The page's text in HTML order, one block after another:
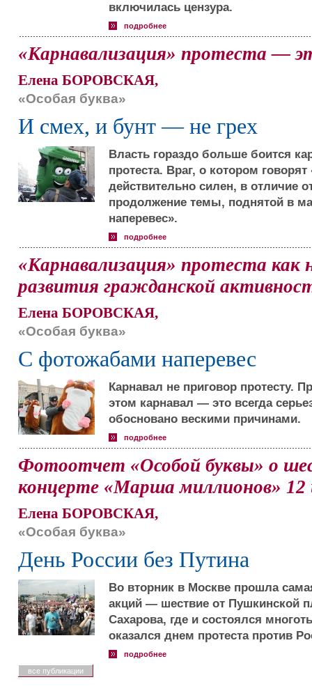
включилась цензура.
подробнее
«Карнавализация» протеста —
Елена БОРОВСКАЯ,
«Особая буква»
И смех, и бунт — не грех
Власть гораздо больше боится
протеста. Враг, о котором
действительно силен, в отличие
продолжение темы, поднятой в
наперевес».
подробнее
«Карнавализация» протеста как
развития гражданской
Елена БОРОВСКАЯ,
«Особая буква»
С фотожабами наперевес
Карнавал не приговор протесту.
этом карнавал — это всегда
обосновано вескими причинами.
подробнее
Фотоотчет «Особой буквы» о
концерте «Марша миллионов»
Елена БОРОВСКАЯ,
«Особая буква»
День России без Путина
Во вторник в Москве прошла
акций — шествие от Пушкинской
Сахарова, где и состоялся
оказался днем протеста против
подробнее
все публикации